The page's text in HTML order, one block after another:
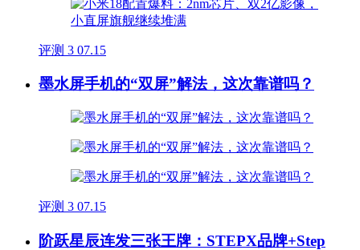
评测 3 07.15
墨水屏手机的“双屏”解法，这次靠谱吗？
评测 3 07.15
阶跃星辰连发三张王牌：STEPX品牌+Step